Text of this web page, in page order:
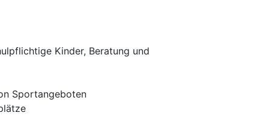
Kinder, Beratung und
Sportangeboten